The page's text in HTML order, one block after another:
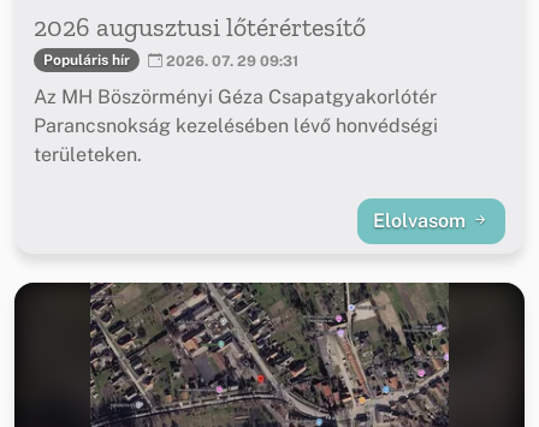
2026 augusztusi lőtérértesítő
Populáris hír 2026. 07. 29 09:31
Az MH Böszörményi Géza Csapatgyakorlótér
Parancsnokság kezelésében lévő honvédségi
területeken.
Elolvasom